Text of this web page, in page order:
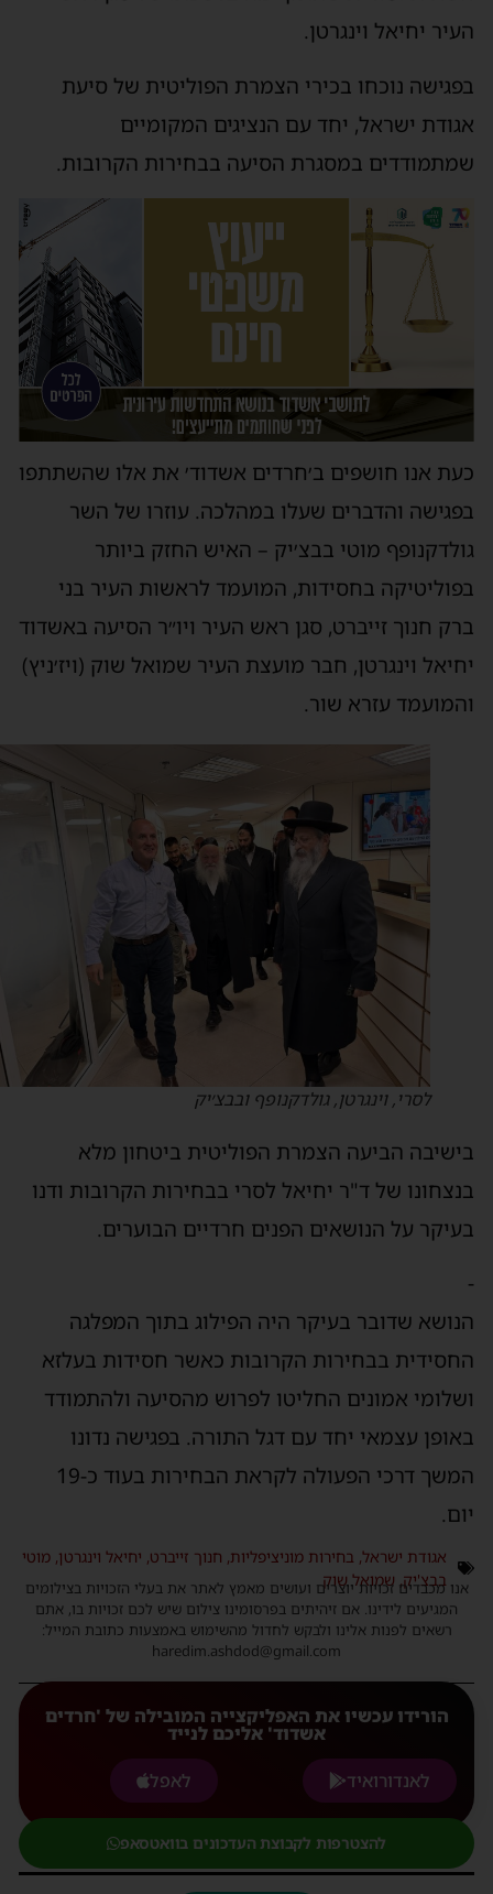
יחיאל וינגרטן.
נוכחו בכירי הצמרת הפוליטית של סיעת
ישראל, יחד עם הנציגים המקומיים
במסגרת הסיעה בבחירות הקרובות.
אנו חושפים ב׳חרדים אשדוד׳ את אלו שהשתתפו
והדברים שעלו במהלכה. עוזרו של השר
מוטי בבצ׳יק – האיש החזק ביותר
בחסידות, המועמד לראשות העיר בני
חנוך זייברט, סגן ראש העיר ויו״ר הסיעה באשדוד
וינגרטן, חבר מועצת העיר שמואל שוק (ויז׳ניץ)
עזרא שור.
לסרי, וינגרטן, גולדקנופף ובבצ׳יק
הביעה הצמרת הפוליטית ביטחון מלא
של ד"ר יחיאל לסרי בבחירות הקרובות ודנו
על הנושאים הפנים חרדיים הבוערים.
שדובר בעיקר היה הפילוג בתוך המפלגה
בבחירות הקרובות כאשר חסידות בעלזא
אמונים החליטו לפרוש מהסיעה ולהתמודד
עצמאי יחד עם דגל התורה. בפגישה נדונו
המשך דרכי הפעולה לקראת הבחירות בעוד כ-19
אגודת ישראל,בחירות מוניציפליות,חנוך זייברט,יחיאל וינגרטן,מוטי
בבצ'יק,שמואל שוק
אנו מכבדים זכויות יוצרים ועושים מאמץ לאתר את בעלי הזכויות בצילומים
המגיעים לידינו. אם זיהיתים בפרסומינו צילום שיש לכם זכויות בו, אתם
רשאים לפנות אלינו ולבקש לחדול מהשימוש באמצעות כתובת המייל:
haredim.ashdod@gmail.com
הורידו עכשיו את האפליקצייה המובילה של 'חרדים
אשדוד' אליכם לנייד
לאנדורואיד
לאפל
להצטרפות לקבוצת העדכונים בוואטסאפ